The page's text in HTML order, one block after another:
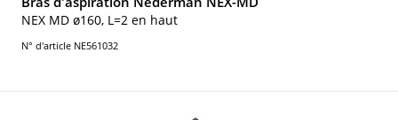
NEX MD ø160, L=2 en haut
N° d'article NE561032